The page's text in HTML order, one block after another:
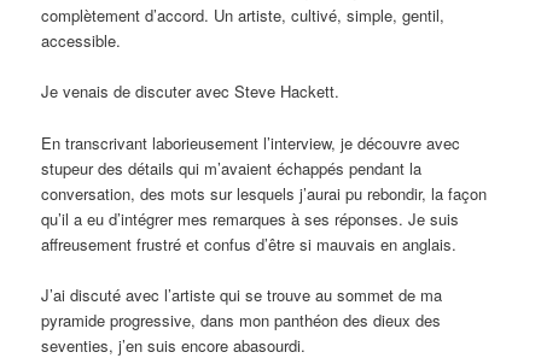
complètement d’accord. Un artiste, cultivé, simple, gentil,
accessible.
Je venais de discuter avec Steve Hackett.
En transcrivant laborieusement l’interview, je découvre avec
stupeur des détails qui m’avaient échappés pendant la
conversation, des mots sur lesquels j’aurai pu rebondir, la façon
qu’il a eu d’intégrer mes remarques à ses réponses. Je suis
affreusement frustré et confus d’être si mauvais en anglais.
J’ai discuté avec l’artiste qui se trouve au sommet de ma
pyramide progressive, dans mon panthéon des dieux des
seventies, j’en suis encore abasourdi.